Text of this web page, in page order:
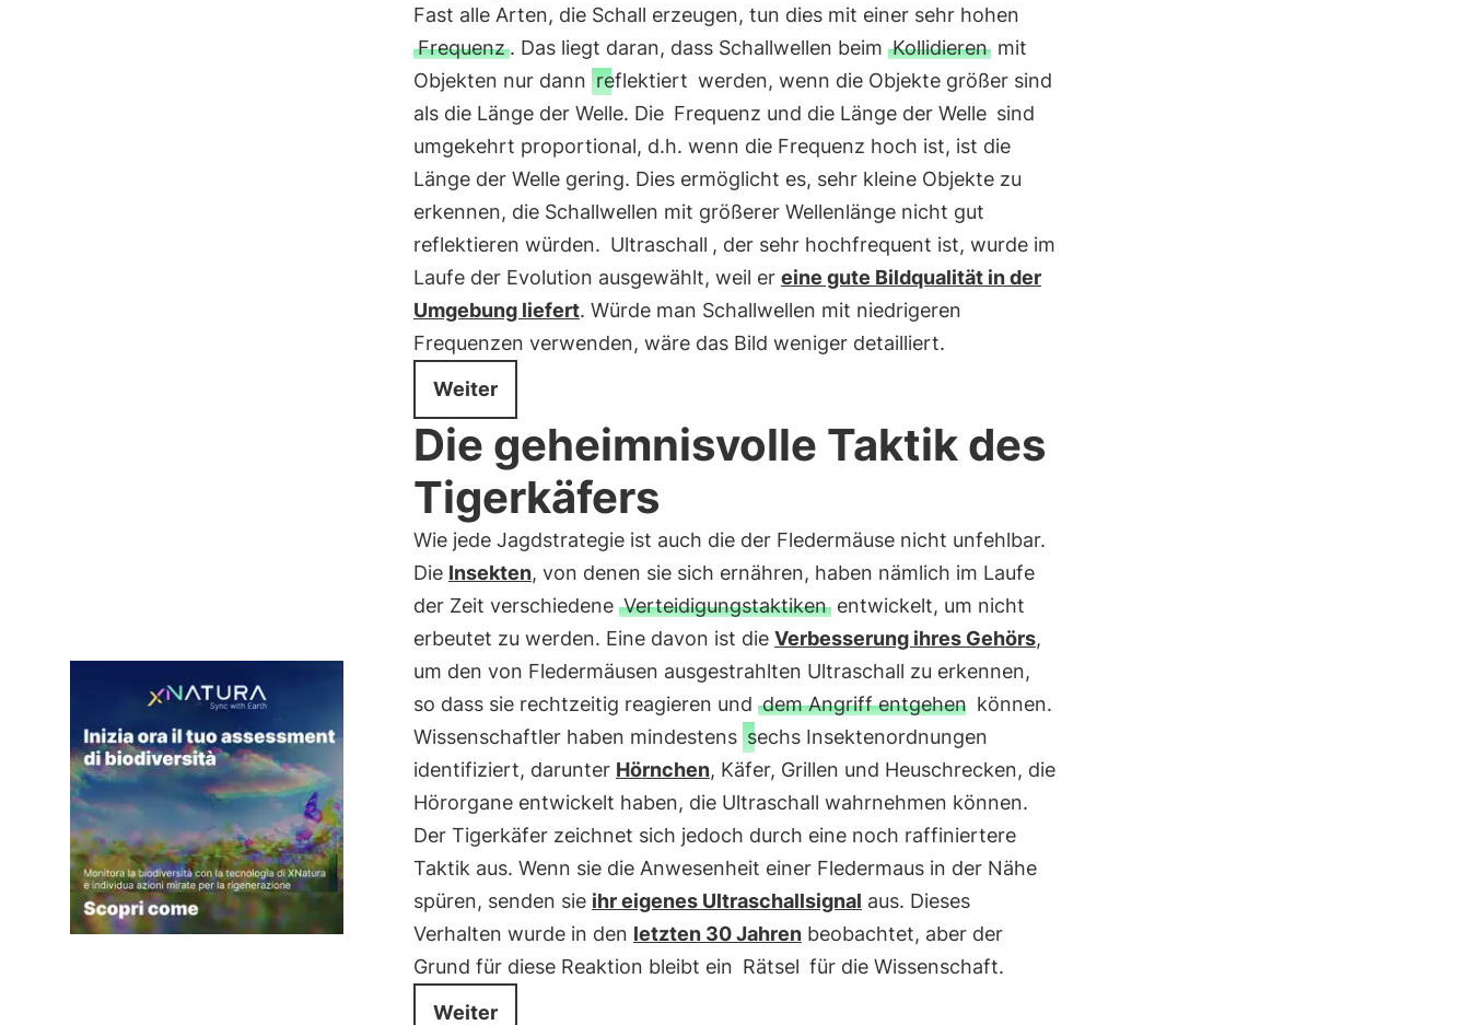
Fast alle Arten, die Schall erzeugen, tun dies mit einer sehr hohen
Frequenz. Das liegt daran, dass Schallwellen beim Kollidieren mit
Objekten nur dann reflektiert werden, wenn die Objekte größer sind
als die Länge der Welle. Die Frequenz und die Länge der Welle sind
umgekehrt proportional, d.h. wenn die Frequenz hoch ist, ist die
Länge der Welle gering. Dies ermöglicht es, sehr kleine Objekte zu
erkennen, die Schallwellen mit größerer Wellenlänge nicht gut
reflektieren würden. Ultraschall , der sehr hochfrequent ist, wurde im
Laufe der Evolution ausgewählt, weil er eine gute Bildqualität in der
Umgebung liefert. Würde man Schallwellen mit niedrigeren
Frequenzen verwenden, wäre das Bild weniger detailliert.
Weiter
Die geheimnisvolle Taktik des
Tigerkäfers
Wie jede Jagdstrategie ist auch die der Fledermäuse nicht unfehlbar.
Die Insekten, von denen sie sich ernähren, haben nämlich im Laufe
der Zeit verschiedene Verteidigungstaktikenentwickelt, um nicht
erbeutet zu werden. Eine davon ist die Verbesserung ihres Gehörs,
um den von Fledermäusen ausgestrahlten Ultraschall zu erkennen,
so dass sie rechtzeitig reagieren und dem Angriff entgehen können.
Wissenschaftler haben mindestens sechs Insektenordnungen
identifiziert, darunter Hörnchen, Käfer, Grillen und Heuschrecken, die
Hörorgane entwickelt haben, die Ultraschall wahrnehmen können.
Der Tigerkäfer zeichnet sich jedoch durch eine noch raffiniertere
Taktik aus. Wenn sie die Anwesenheit einer Fledermaus in der Nähe
spüren, senden sie ihr eigenes Ultraschallsignal aus. Dieses
Verhalten wurde in den letzten 30 Jahrenbeobachtet, aber der
Grund für diese Reaktion bleibt ein Rätsel für die Wissenschaft.
Weiter